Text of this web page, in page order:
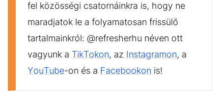
fel közösségi csatornáinkra is, hogy ne
maradjatok le a folyamatosan frissülő
tartalmainkról: @refresherhu néven ott
vagyunk a TikTokon, az Instagramon, a
YouTube-on és a Facebookon is!